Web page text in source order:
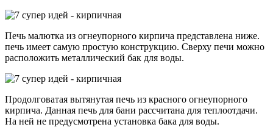
Печь малютка из огнеупорного кирпича представлена ниже.
печь имеет самую простую конструкцию. Сверху печи можно
расположить металлический бак для воды.
Продолговатая вытянутая печь из красного огнеупорного
кирпича. Данная печь для бани рассчитана для теплоотдачи.
На ней не предусмотрена установка бака для воды.